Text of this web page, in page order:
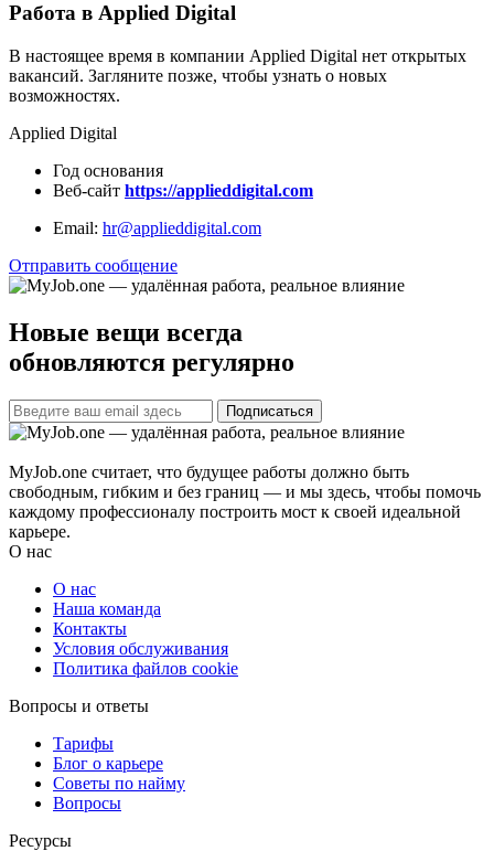
Работа в Applied Digital
В настоящее время в компании Applied Digital нет открытых
вакансий. Загляните позже, чтобы узнать о новых
возможностях.
Applied Digital
Год основания
Веб-сайт https://applieddigital.com
Email: hr@applieddigital.com
Отправить сообщение
Новые вещи всегда
обновляются регулярно
Подписаться
MyJob.one считает, что будущее работы должно быть
свободным, гибким и без границ — и мы здесь, чтобы помочь
каждому профессионалу построить мост к своей идеальной
карьере.
О нас
О нас
Наша команда
Контакты
Условия обслуживания
Политика файлов cookie
Вопросы и ответы
Тарифы
Блог о карьере
Советы по найму
Вопросы
Ресурсы